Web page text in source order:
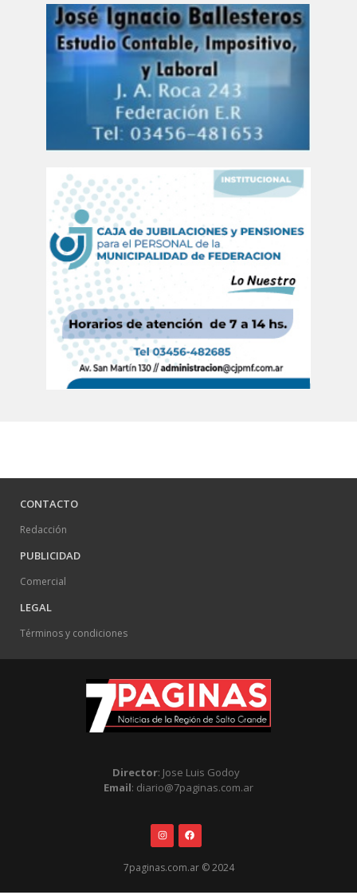
CONTACTO
Redacción
PUBLICIDAD
Comercial
LEGAL
Términos y condiciones
Director: Jose Luis Godoy
Email: diario@7paginas.com.ar
7paginas.com.ar © 2024